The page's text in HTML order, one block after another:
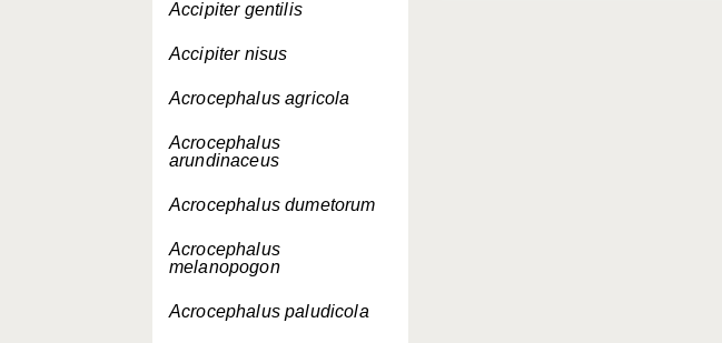
Accipiter gentilis
Accipiter nisus
Acrocephalus agricola
Acrocephalus
arundinaceus
Acrocephalus dumetorum
Acrocephalus
melanopogon
Acrocephalus paludicola